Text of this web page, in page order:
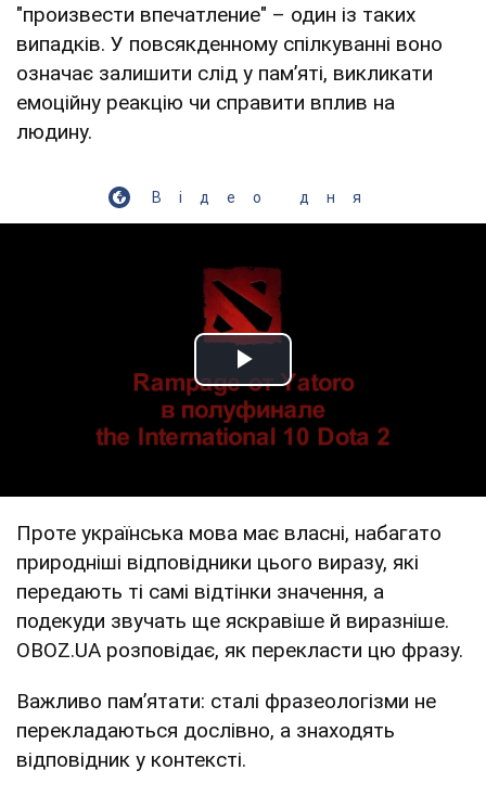
"произвести впечатление" – один із таких
випадків. У повсякденному спілкуванні воно
означає залишити слід у пам’яті, викликати
емоційну реакцію чи справити вплив на
людину.
Відео дня
Play Video
Проте українська мова має власні, набагато
природніші відповідники цього виразу, які
передають ті самі відтінки значення, а
подекуди звучать ще яскравіше й виразніше.
OBOZ.UA розповідає, як перекласти цю фразу.
Важливо пам’ятати: сталі фразеологізми не
перекладаються дослівно, а знаходять
відповідник у контексті.